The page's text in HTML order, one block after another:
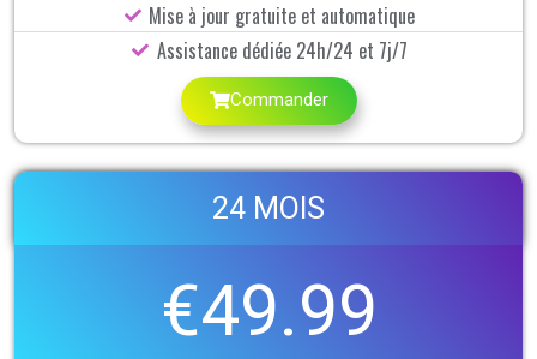
Mise à jour gratuite et automatique
Assistance dédiée 24h/24 et 7j/7
Commander
24 MOIS
€49.99